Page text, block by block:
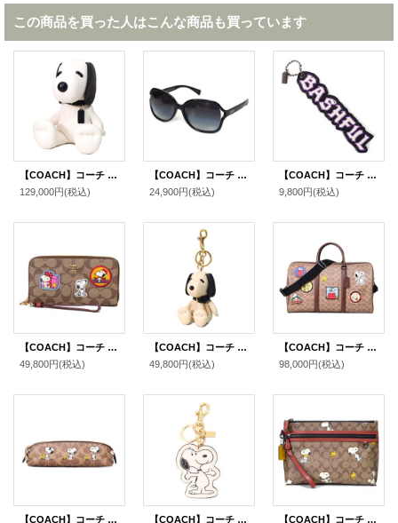
この商品を買った人はこんな商品も買っています
【COACH】コーチ スヌーピー ぬいぐるみ コラボ ピーナッツ ぺブルレザー コレクティブル テディベア ドール マルチ〔日本未発売〕
129,000円(税込)
【COACH】コーチ ロゴ フレーム サングラス（ケース付き）ブラック〔日本未発売〕
24,900円(税込)
【COACH】コーチ ディズニー コラボ スムースレザー バッシュフル バッグチャーム キーホルダー ブラックマルチ（日本未発売）
9,800円(税込)
【COACH】コーチ キャンバス レザー シグネチャー ピーナッツ コラボ スヌーピー ヴァーシティー ワッペン リストレット ジップ アラウンド 長財布 カーキ（日本未発売）
49,800円(税込)
【COACH】コーチ スヌーピー キーホルダー ピーナッツ コラボ レザー バッグチャーム キーリング マルチ（日本未発売）
49,800円(税込)
【COACH】コーチ スヌーピー バッグ ピーナッツ コラボ ボストンバッグ コーティングキャンバス レザー シグネチャー ベンチュラー ワッペン パッチ 2way ショルダー ボストンバッグ タンマルチ〔日本未発売〕
98,000円(税込)
【COACH】コーチ スヌーピー ペンケース ピーナッツ コラボ ウッドストック レザー シグネチャー ペンシルケース タン×ブラウンマルチ（日本未発売） 【COACH】コーチ スヌーピー キーホルダー ピーナッツ コラボ レザー バッグチャーム キーリング チャークマルチ（日本未発売） 【COACH】コーチ コーティングキャンバス レザー シグネチャー ピーナッツ コラボ スヌーピー ポーチ クラッチバッグ カーキマルチ〔日本未発売〕